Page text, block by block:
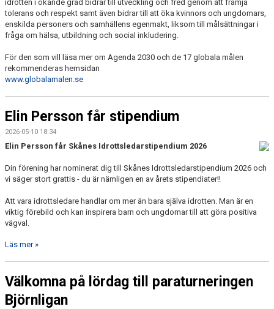
idrotten i ökande grad bidrar till utveckling och fred genom att främja
tolerans och respekt samt även bidrar till att öka kvinnors och ungdomars,
enskilda personers och samhällens egenmakt, liksom till målsättningar i
fråga om hälsa, utbildning och social inkludering.
För den som vill läsa mer om Agenda 2030 och de 17 globala målen
rekommenderas hemsidan
www.globalamalen.se
Elin Persson får stipendium
2026-05-10 18:34
Elin Persson får Skånes Idrottsledarstipendium 2026
Din förening har nominerat dig till Skånes Idrottsledarstipendium 2026 och
vi säger stort grattis - du är nämligen en av årets stipendiater!!
Att vara idrottsledare handlar om mer än bara själva idrotten. Man är en
viktig förebild och kan inspirera barn och ungdomar till att göra positiva
vägval.
Läs mer »
Välkomna på lördag till paraturneringen
Björnligan